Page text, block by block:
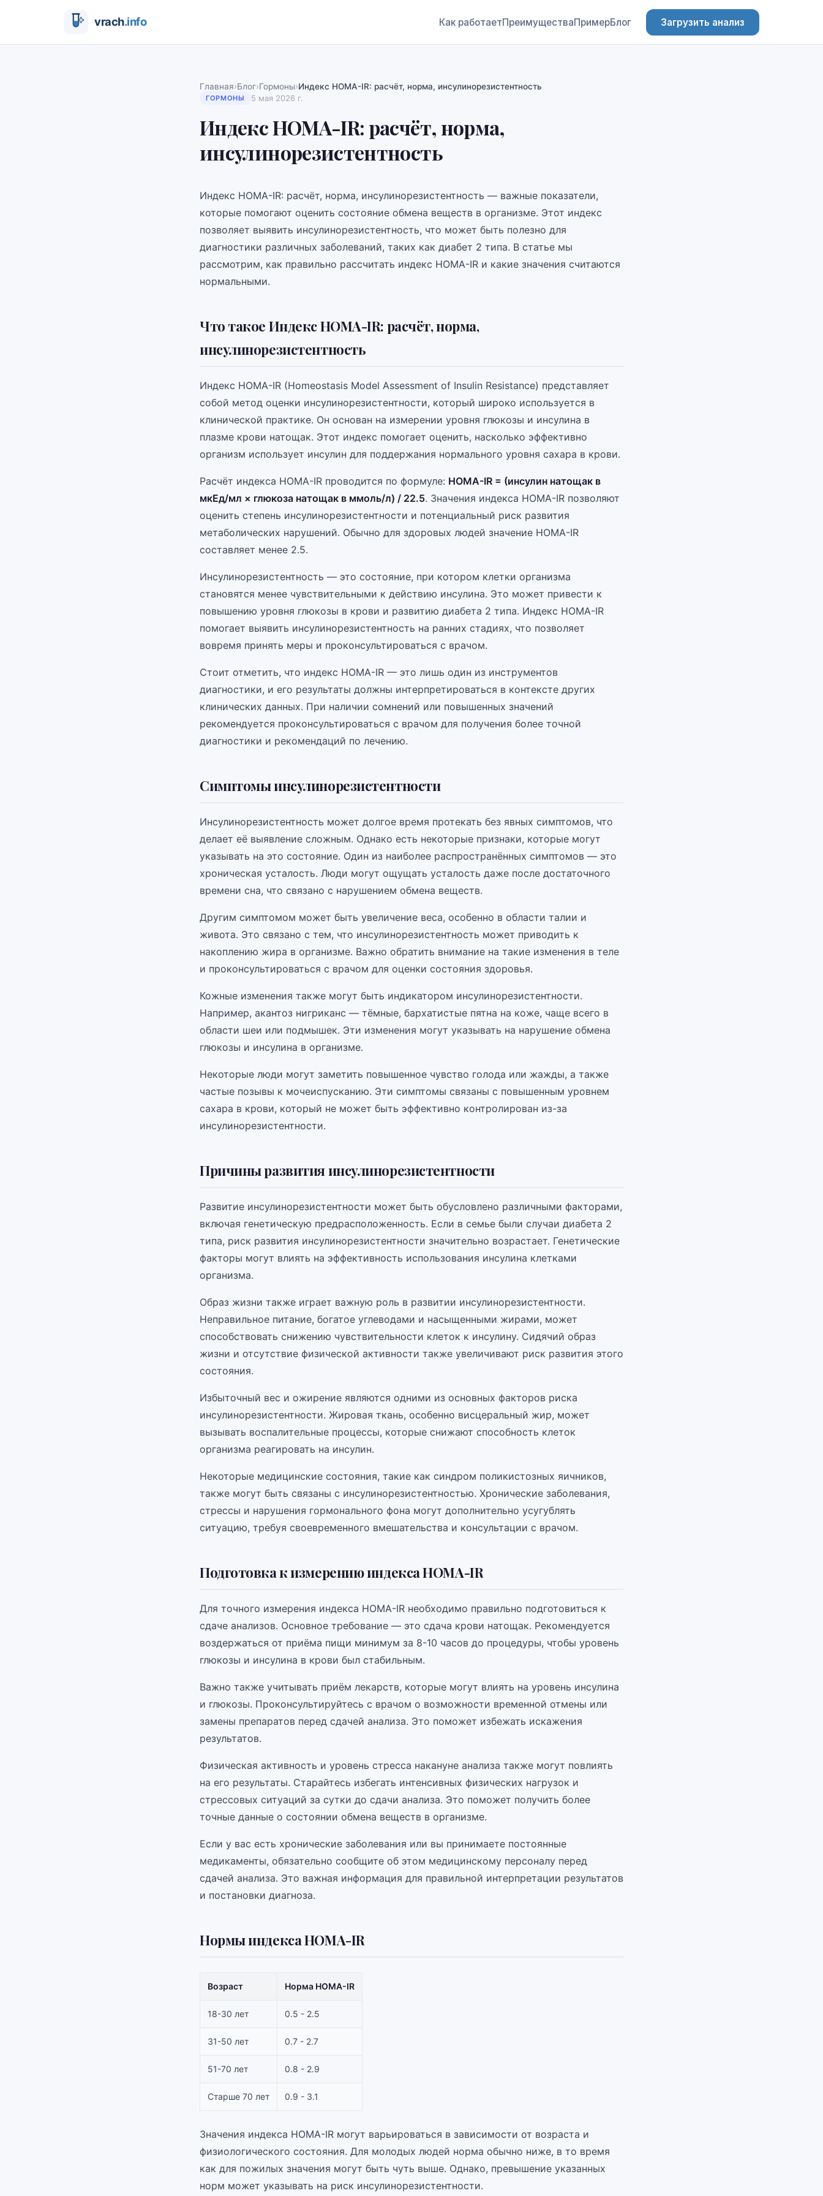
Как работаетПреимуществаПримерБлог Загрузить анализ
Главная›Блог›Гормоны›Индекс HOMA-IR: расчёт, норма, инсулинорезистентность
ГОРМОНЫ 5 мая 2026 г.
Индекс HOMA-IR: расчёт, норма,
инсулинорезистентность
Индекс HOMA-IR: расчёт, норма, инсулинорезистентность — важные показатели,
которые помогают оценить состояние обмена веществ в организме. Этот индекс
позволяет выявить инсулинорезистентность, что может быть полезно для
диагностики различных заболеваний, таких как диабет 2 типа. В статье мы
рассмотрим, как правильно рассчитать индекс HOMA-IR и какие значения считаются
нормальными.
Что такое Индекс HOMA-IR: расчёт, норма,
инсулинорезистентность
Индекс HOMA-IR (Homeostasis Model Assessment of Insulin Resistance) представляет
собой метод оценки инсулинорезистентности, который широко используется в
клинической практике. Он основан на измерении уровня глюкозы и инсулина в
плазме крови натощак. Этот индекс помогает оценить, насколько эффективно
организм использует инсулин для поддержания нормального уровня сахара в крови.
Расчёт индекса HOMA-IR проводится по формуле: HOMA-IR = (инсулин натощак в
мкЕд/мл × глюкоза натощак в ммоль/л) / 22.5. Значения индекса HOMA-IR позволяют
оценить степень инсулинорезистентности и потенциальный риск развития
метаболических нарушений. Обычно для здоровых людей значение HOMA-IR
составляет менее 2.5.
Инсулинорезистентность — это состояние, при котором клетки организма
становятся менее чувствительными к действию инсулина. Это может привести к
повышению уровня глюкозы в крови и развитию диабета 2 типа. Индекс HOMA-IR
помогает выявить инсулинорезистентность на ранних стадиях, что позволяет
вовремя принять меры и проконсультироваться с врачом.
Стоит отметить, что индекс HOMA-IR — это лишь один из инструментов
диагностики, и его результаты должны интерпретироваться в контексте других
клинических данных. При наличии сомнений или повышенных значений
рекомендуется проконсультироваться с врачом для получения более точной
диагностики и рекомендаций по лечению.
Симптомы инсулинорезистентности
Инсулинорезистентность может долгое время протекать без явных симптомов, что
делает её выявление сложным. Однако есть некоторые признаки, которые могут
указывать на это состояние. Один из наиболее распространённых симптомов — это
хроническая усталость. Люди могут ощущать усталость даже после достаточного
времени сна, что связано с нарушением обмена веществ.
Другим симптомом может быть увеличение веса, особенно в области талии и
живота. Это связано с тем, что инсулинорезистентность может приводить к
накоплению жира в организме. Важно обратить внимание на такие изменения в теле
и проконсультироваться с врачом для оценки состояния здоровья.
Кожные изменения также могут быть индикатором инсулинорезистентности.
Например, акантоз нигриканс — тёмные, бархатистые пятна на коже, чаще всего в
области шеи или подмышек. Эти изменения могут указывать на нарушение обмена
глюкозы и инсулина в организме.
Некоторые люди могут заметить повышенное чувство голода или жажды, а также
частые позывы к мочеиспусканию. Эти симптомы связаны с повышенным уровнем
сахара в крови, который не может быть эффективно контролирован из-за
инсулинорезистентности.
Причины развития инсулинорезистентности
Развитие инсулинорезистентности может быть обусловлено различными факторами,
включая генетическую предрасположенность. Если в семье были случаи диабета 2
типа, риск развития инсулинорезистентности значительно возрастает. Генетические
факторы могут влиять на эффективность использования инсулина клетками
организма.
Образ жизни также играет важную роль в развитии инсулинорезистентности.
Неправильное питание, богатое углеводами и насыщенными жирами, может
способствовать снижению чувствительности клеток к инсулину. Сидячий образ
жизни и отсутствие физической активности также увеличивают риск развития этого
состояния.
Избыточный вес и ожирение являются одними из основных факторов риска
инсулинорезистентности. Жировая ткань, особенно висцеральный жир, может
вызывать воспалительные процессы, которые снижают способность клеток
организма реагировать на инсулин.
Некоторые медицинские состояния, такие как синдром поликистозных яичников,
также могут быть связаны с инсулинорезистентностью. Хронические заболевания,
стрессы и нарушения гормонального фона могут дополнительно усугублять
ситуацию, требуя своевременного вмешательства и консультации с врачом.
Подготовка к измерению индекса HOMA-IR
Для точного измерения индекса HOMA-IR необходимо правильно подготовиться к
сдаче анализов. Основное требование — это сдача крови натощак. Рекомендуется
воздержаться от приёма пищи минимум за 8-10 часов до процедуры, чтобы уровень
глюкозы и инсулина в крови был стабильным.
Важно также учитывать приём лекарств, которые могут влиять на уровень инсулина
и глюкозы. Проконсультируйтесь с врачом о возможности временной отмены или
замены препаратов перед сдачей анализа. Это поможет избежать искажения
результатов.
Физическая активность и уровень стресса накануне анализа также могут повлиять
на его результаты. Старайтесь избегать интенсивных физических нагрузок и
стрессовых ситуаций за сутки до сдачи анализа. Это поможет получить более
точные данные о состоянии обмена веществ в организме.
Если у вас есть хронические заболевания или вы принимаете постоянные
медикаменты, обязательно сообщите об этом медицинскому персоналу перед
сдачей анализа. Это важная информация для правильной интерпретации результатов
и постановки диагноза.
Нормы индекса HOMA-IR
Возраст Норма HOMA-IR
18-30 лет 0.5 - 2.5
31-50 лет 0.7 - 2.7
51-70 лет 0.8 - 2.9
Старше 70 лет 0.9 - 3.1
Значения индекса HOMA-IR могут варьироваться в зависимости от возраста и
физиологического состояния. Для молодых людей норма обычно ниже, в то время
как для пожилых значения могут быть чуть выше. Однако, превышение указанных
норм может указывать на риск инсулинорезистентности.